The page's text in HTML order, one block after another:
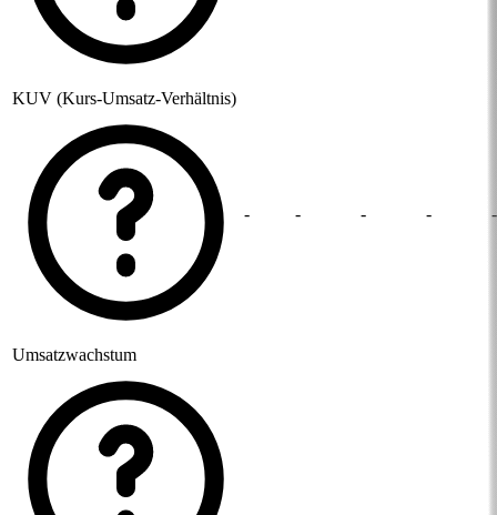
KUV (Kurs-Umsatz-Verhältnis)
- - - - -
Umsatzwachstum